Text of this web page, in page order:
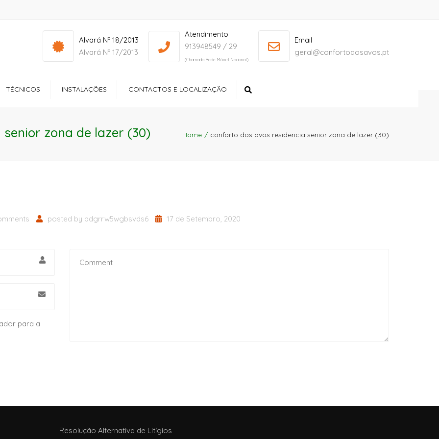
info@yourdomain.com Mon - Sat: 7:00 - 17:00 + 386 40 111 5555 info@yourdomain.com
Alvará Nº 18/2013
Alvará Nº 17/2013
Atendimento
913948549 / 29
(Chamada Rede Móvel Nacional)
Email
geral@confortodosavos.pt
TÉCNICOS
INSTALAÇÕES
Quartos
CONTACTOS E LOCALIZAÇÃO
zona de lazer (30) Home conforto dos avos residencia senior zona de lazer (30)
posted by bdgrrw5wgbsvds6 17 de Setembro, 2020
para a
Resolução Alternativa de Litígios